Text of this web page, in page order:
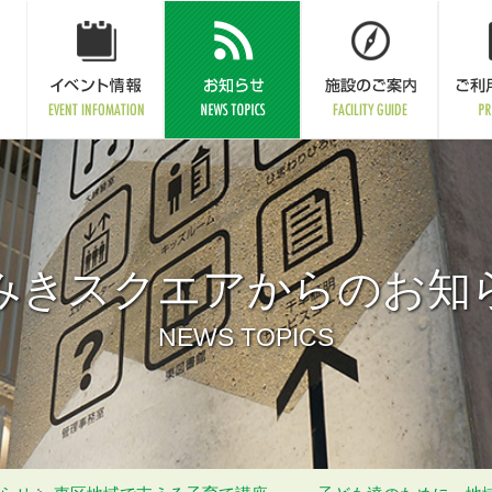
きスクエアからのお知
NEWS TOPICS